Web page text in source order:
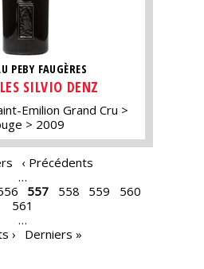
PEBY FAUGÈRES
SILVIO DENZ
Emilion Grand Cru
2009
‹ Précédents
…
557 558 559
560
561
…
›
Derniers »